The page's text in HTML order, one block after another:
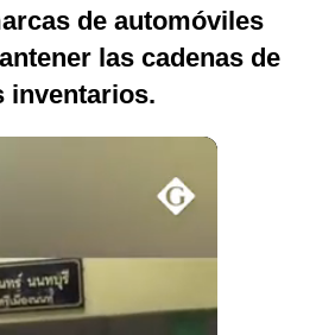
de automóviles
las cadenas de
inventarios.